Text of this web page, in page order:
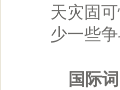
天灾固
少一些
国际词